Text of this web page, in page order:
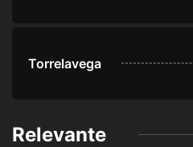
Torrelavega
Relevante